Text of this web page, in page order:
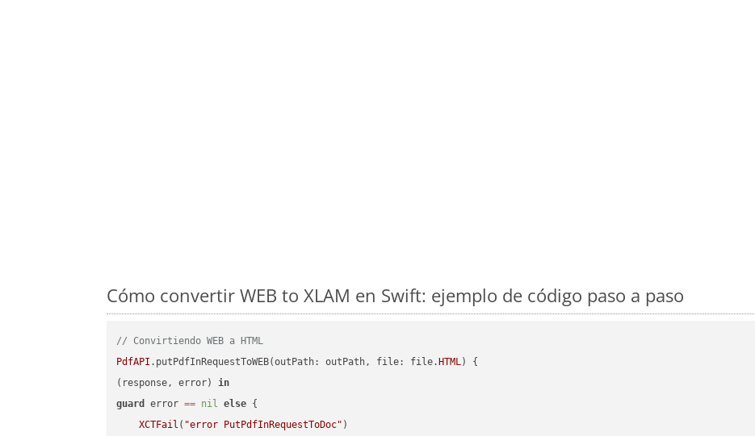
Cómo convertir WEB to XLAM en Swift: ejemplo de código paso a paso
// Convirtiendo WEB a HTML
PdfAPI .putPdfInRequestToWEB(outPath: outPath, file: file. HTML) {
(response, error) in
guard
error == nil else {
XCTFail ( "error PutPdfInRequestToDoc" )